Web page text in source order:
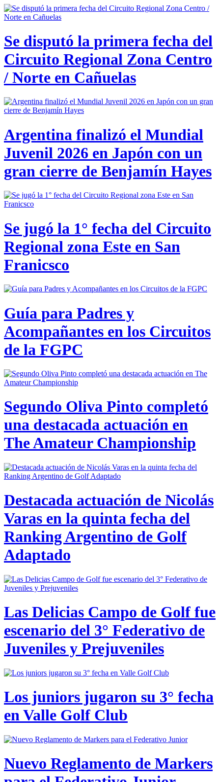
Se disputó la primera fecha del
Circuito Regional Zona Centro
/ Norte en Cañuelas
Argentina finalizó el Mundial
Juvenil 2026 en Japón con un
gran cierre de Benjamín Hayes
Se jugó la 1° fecha del Circuito
Regional zona Este en San
Franicsco
Guía para Padres y
Acompañantes en los Circuitos
de la FGPC
Segundo Oliva Pinto completó
una destacada actuación en
The Amateur Championship
Destacada actuación de Nicolás
Varas en la quinta fecha del
Ranking Argentino de Golf
Adaptado
Las Delicias Campo de Golf fue
escenario del 3° Federativo de
Juveniles y Prejuveniles
Los juniors jugaron su 3° fecha
en Valle Golf Club
Nuevo Reglamento de Markers